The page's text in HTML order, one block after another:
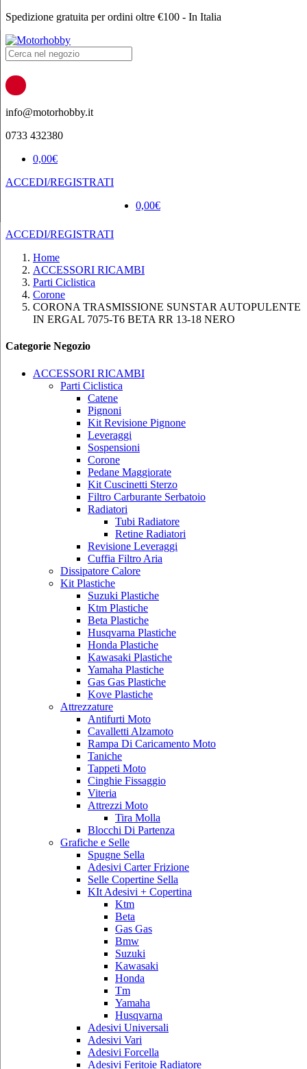
Spedizione gratuita per ordini oltre €100 - In Italia
Products
search
info@motorhobby.it
0733 432380
0,00€
ACCEDI/REGISTRATI
0,00€
ACCEDI/REGISTRATI
Home
ACCESSORI RICAMBI
Parti Ciclistica
Corone
CORONA TRASMISSIONE SUNSTAR AUTOPULENTE
IN ERGAL 7075-T6 BETA RR 13-18 NERO
Categorie Negozio
ACCESSORI RICAMBI
Parti Ciclistica
Catene
Pignoni
Kit Revisione Pignone
Leveraggi
Sospensioni
Corone
Pedane Maggiorate
Kit Cuscinetti Sterzo
Filtro Carburante Serbatoio
Radiatori
Tubi Radiatore
Retine Radiatori
Revisione Leveraggi
Cuffia Filtro Aria
Dissipatore Calore
Kit Plastiche
Suzuki Plastiche
Ktm Plastiche
Beta Plastiche
Husqvarna Plastiche
Honda Plastiche
Kawasaki Plastiche
Yamaha Plastiche
Gas Gas Plastiche
Kove Plastiche
Attrezzature
Antifurti Moto
Cavalletti Alzamoto
Rampa Di Caricamento Moto
Taniche
Tappeti Moto
Cinghie Fissaggio
Viteria
Attrezzi Moto
Tira Molla
Blocchi Di Partenza
Grafiche e Selle
Spugne Sella
Adesivi Carter Frizione
Selle Copertine Sella
KIt Adesivi + Copertina
Ktm
Beta
Gas Gas
Bmw
Suzuki
Kawasaki
Honda
Tm
Yamaha
Husqvarna
Adesivi Universali
Adesivi Vari
Adesivi Forcella
Adesivi Feritoie Radiatore